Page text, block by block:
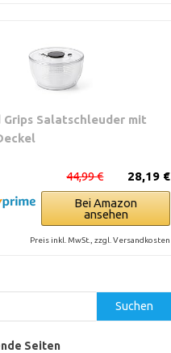
Grips Salatschleuder mit
28,19 €
44,99 €
Bei Amazon
ansehen
Preis inkl. MwSt., zzgl. Versandkosten
Suchen
Seiten